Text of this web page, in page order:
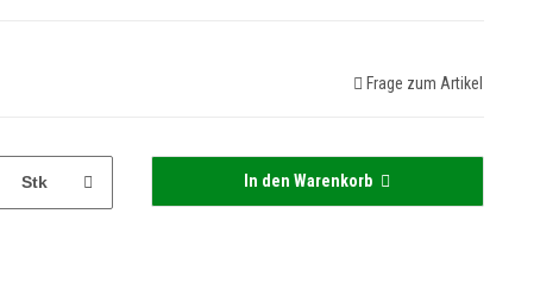
Frage zum Artikel
Stk In den Warenkorb